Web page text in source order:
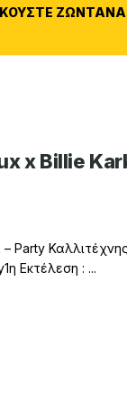
ΖΩΝΤΑΝΑ
x Billie
– Party
Εκτέλεση : ...